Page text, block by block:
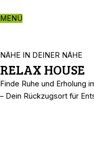
Inhalt
MENÜ
NÄHE IN DEINER NÄHE
RELAX HOUSE
Finde Ruhe und Erholung
– Dein Rückzugsort für